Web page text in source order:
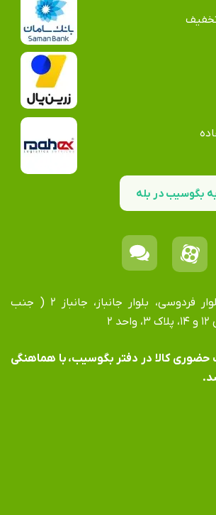
آدرس دفتر: مشهد، بلوار فردوسی، بلوار جانباز، جانباز ۲ ( جنب
حضوری کالا در دفتر بگوسیب، با هماهنگی
بگوسیب در بله